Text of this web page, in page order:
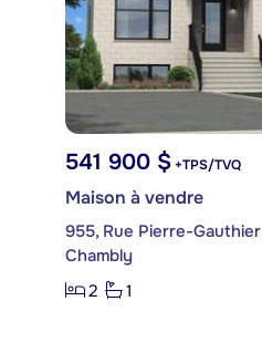
541 900 $ +TPS/TVQ
Maison à vendre
955, Rue Pierre-Gauthier
Chambly
2
1